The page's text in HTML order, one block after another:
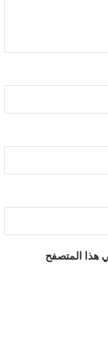
هذا المتصفح